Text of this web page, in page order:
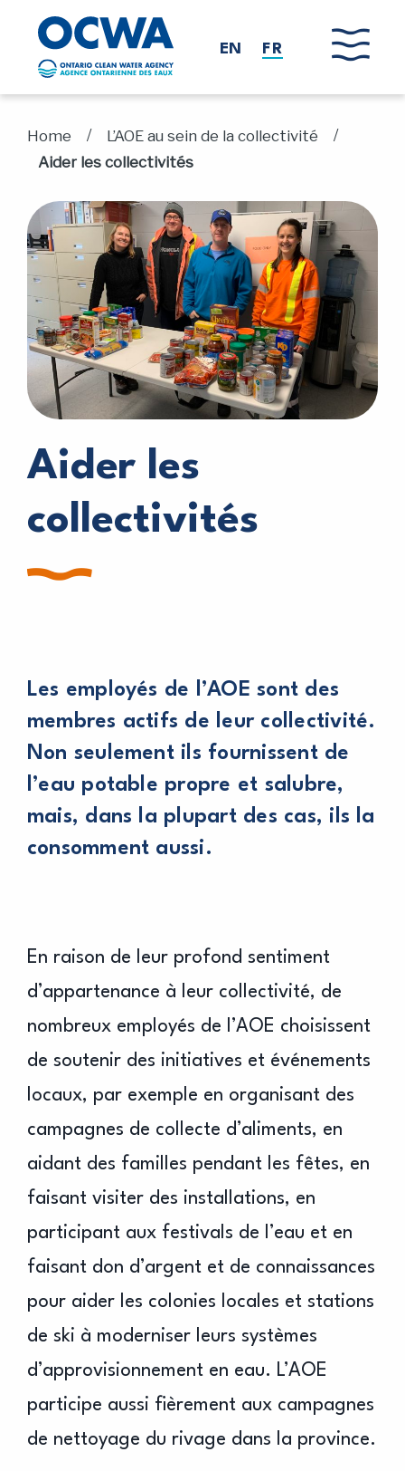
Skip to main content
EN FR
Home / L’AOE au sein de la collectivité /
Aider les collectivités
Aider les
collectivités
Les employés de l’AOE sont des
membres actifs de leur collectivité.
Non seulement ils fournissent de
l’eau potable propre et salubre,
mais, dans la plupart des cas, ils la
consomment aussi.
En raison de leur profond sentiment
d’appartenance à leur collectivité, de
nombreux employés de l’AOE choisissent
de soutenir des initiatives et événements
locaux, par exemple en organisant des
campagnes de collecte d’aliments, en
aidant des familles pendant les fêtes, en
faisant visiter des installations, en
participant aux festivals de l’eau et en
faisant don d’argent et de connaissances
pour aider les colonies locales et stations
de ski à moderniser leurs systèmes
d’approvisionnement en eau. L’AOE
participe aussi fièrement aux campagnes
de nettoyage du rivage dans la province.